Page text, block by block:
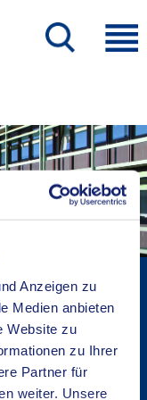
Anzeigen zu
Medien anbieten
Website zu
zu Ihrer
Partner für
weiter. Unsere